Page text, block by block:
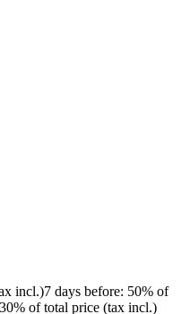
incl.)7 days before: 50% of
of total price (tax incl.)